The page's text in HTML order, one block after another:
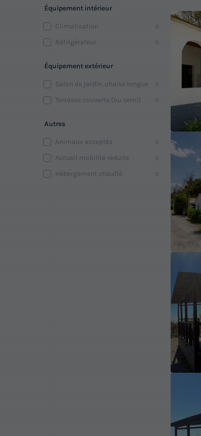
Équipement intérieur
Climatisation 0
Réfrigérateur 0
Équipement extérieur
Salon de jardin, chaise longue 0
Terrasse couverte (ou semi) 0
Autres
Animaux acceptés 0
Accueil mobilité réduite 0
Hébergement chauffé 0